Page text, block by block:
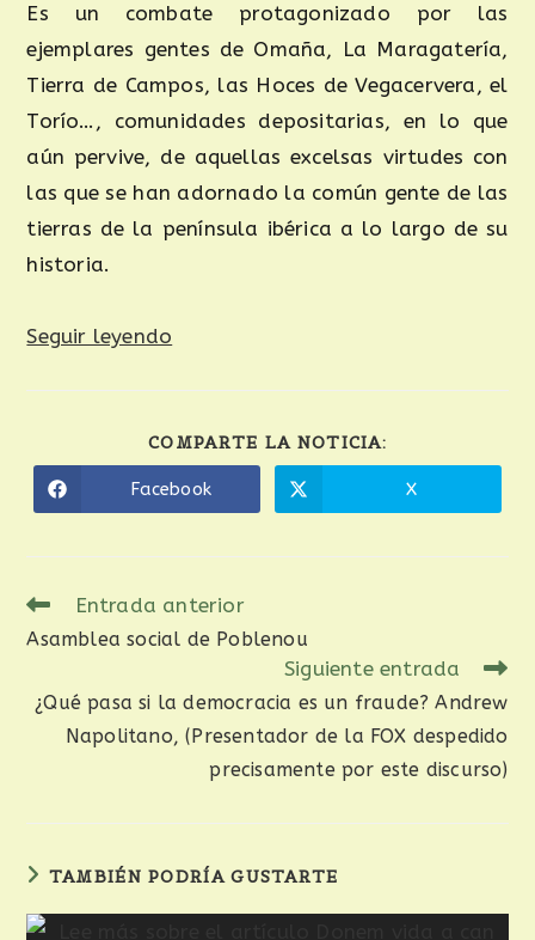
Es un combate protagonizado por las
ejemplares gentes de Omaña, La Maragatería,
Tierra de Campos, las Hoces de Vegacervera, el
Torío…, comunidades depositarias, en lo que
aún pervive, de aquellas excelsas virtudes con
las que se han adornado la común gente de las
tierras de la península ibérica a lo largo de su
historia.
Seguir leyendo
COMPARTE LA NOTICIA:
Facebook X
Entrada anterior
Asamblea social de Poblenou
Siguiente entrada
¿Qué pasa si la democracia es un fraude? Andrew
Napolitano, (Presentador de la FOX despedido
precisamente por este discurso)
TAMBIÉN PODRÍA GUSTARTE